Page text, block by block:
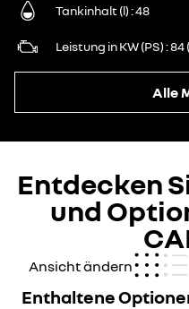
Tankinhalt (l) 48
Leistung in KW (PS) 84
Alle
Entdecken
und
Ansicht ändern
Enthaltene